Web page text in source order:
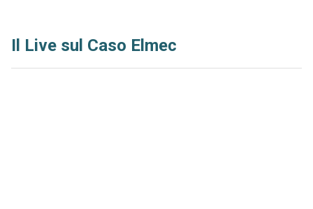
Il Live sul Caso Elmec